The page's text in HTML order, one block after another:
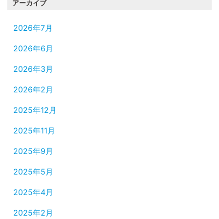
アーカイブ
2026年7月
2026年6月
2026年3月
2026年2月
2025年12月
2025年11月
2025年9月
2025年5月
2025年4月
2025年2月